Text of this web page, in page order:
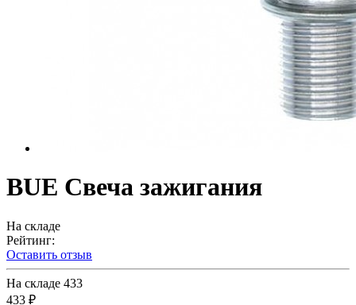
BUE Свеча зажигания
На складе
Рейтинг:
Оставить отзыв
На складе 433
433 ₽